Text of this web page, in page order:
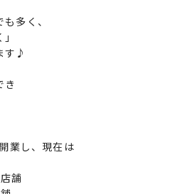
多く、
す♪
き
業し、現在は
舗